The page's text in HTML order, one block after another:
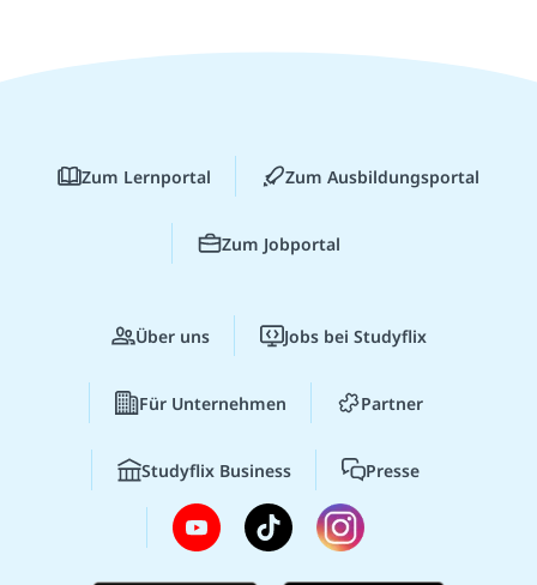
Zum Lernportal Zum Ausbildungsportal
Zum Jobportal
Über uns Jobs bei Studyflix
Für Unternehmen Partner
Studyflix Business Presse